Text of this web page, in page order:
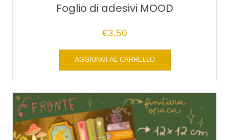
Foglio di adesivi MOOD
€3,50
AGGIUNGI AL CARRELLO